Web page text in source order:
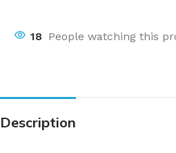
18 People watching this
Description